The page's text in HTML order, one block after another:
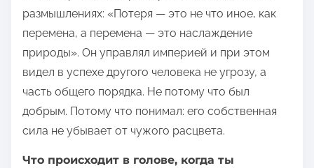
размышлениях: «Потеря — это не что иное, как
перемена, а перемена — это наслаждение
природы». Он управлял империей и при этом
видел в успехе другого человека не угрозу, а
часть общего порядка. Не потому что был
добрым. Потому что понимал: его собственная
сила не убывает от чужого расцвета.
Что происходит в голове, когда ты